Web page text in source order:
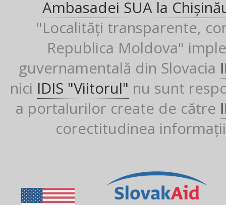
Ambasadei SUA la
"Localități transparente,
Republica Moldova"
guvernamentală din Slovacia
nici IDIS "Viitorul" nu sunt
a portalurilor create de către
corectitudinea